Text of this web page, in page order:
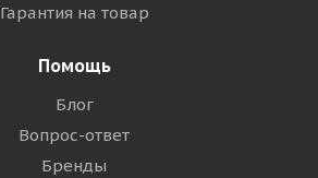
Гарантия на товар
Помощь
Блог
Вопрос-ответ
Бренды